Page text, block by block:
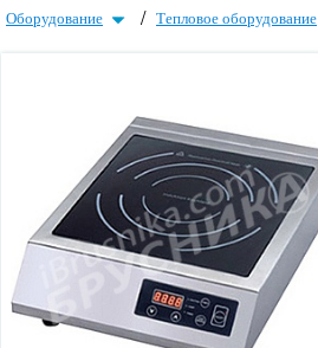
Оборудование / Тепловое оборудование